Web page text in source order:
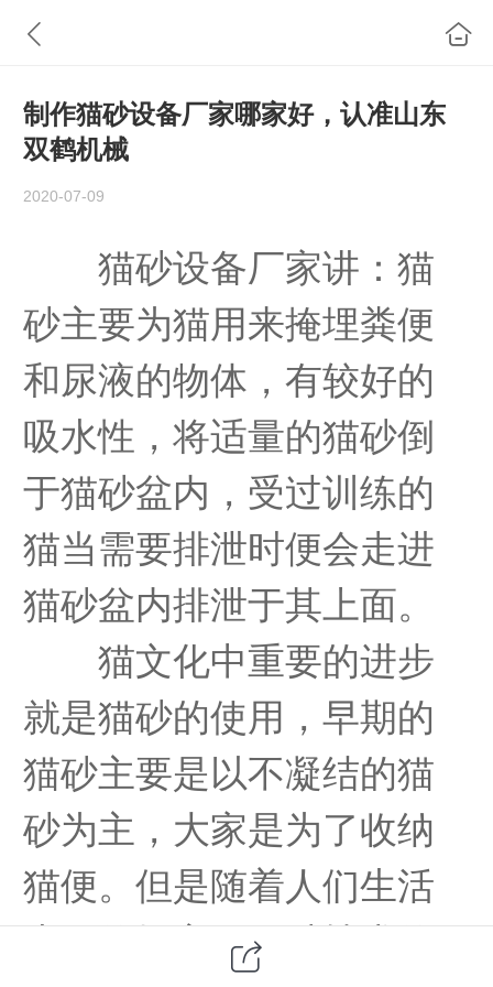
制作猫砂设备厂家哪家好，认准山东
双鹤机械
2020-07-09
猫砂设备厂家讲：猫
砂主要为猫用来掩埋粪便
和尿液的物体，有较好的
吸水性，将适量的猫砂倒
于猫砂盆内，受过训练的
猫当需要排泄时便会走进
猫砂盆内排泄于其上面。
猫文化中重要的进步
就是猫砂的使用，早期的
猫砂主要是以不凝结的猫
砂为主，大家是为了收纳
猫便。但是随着人们生活
水平的提高，猫砂技术的